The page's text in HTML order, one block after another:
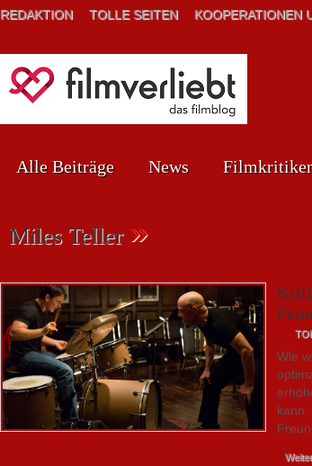
REDAKTION TOLLE SEITEN KOOPERATIONEN
Alle Beiträge News
Miles Teller »
Wie
kann.